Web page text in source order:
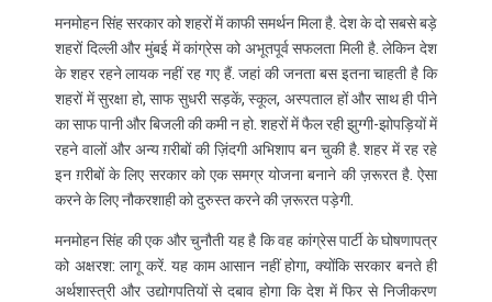
मनमोहन सिंह सरकार को शहरों में काफी समर्थन मिला है. देश के दो सबसे बड़े
शहरों दिल्ली और मुंबई में कांग्रेस को अभूतपूर्व सफलता मिली है. लेकिन देश
के शहर रहने लायक नहीं रह गए हैं. जहां की जनता बस इतना चाहती है कि
शहरों में सुरक्षा हो, साफ सुधरी सड़कें, स्कूल, अस्पताल हों और साथ ही पीने
का साफ पानी और बिजली की कमी न हो. शहरों में फैल रही झुग्गी-झोपड़ियों में
रहने वालों और अन्य ग़रीबों की ज़िंदगी अभिशाप बन चुकी है. शहर में रह रहे
इन ग़रीबों के लिए सरकार को एक समग्र योजना बनाने की ज़रूरत है. ऐसा
करने के लिए नौकरशाही को दुरुस्त करने की ज़रूरत पड़ेगी.
मनमोहन सिंह की एक और चुनौती यह है कि वह कांग्रेस पार्टी के घोषणापत्र
को अक्षरश: लागू करें. यह काम आसान नहीं होगा, क्योंकि सरकार बनते ही
अर्थशास्त्री और उद्योगपतियों से दबाव होगा कि देश में फिर से निजीकरण